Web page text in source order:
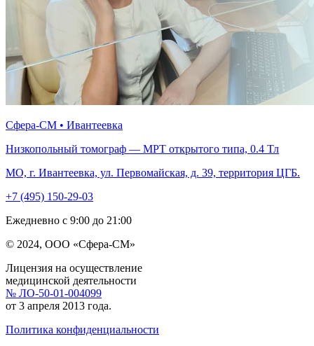
Сфера-СМ • Ивантеевка
Низкопольный томограф — МРТ открытого типа, 0.4 Тл
МО, г. Ивантеевка, ул. Первомайская, д. 39, территория ЦГБ.
+7 (495) 150-29-03
Ежедневно с 9:00 до 21:00
© 2024, ООО «Сфера-СМ»
Лицензия на осуществление
медицинской деятельности
№ ЛО-50-01-004099
от 3 апреля 2013 года.
Политика конфиденциальности